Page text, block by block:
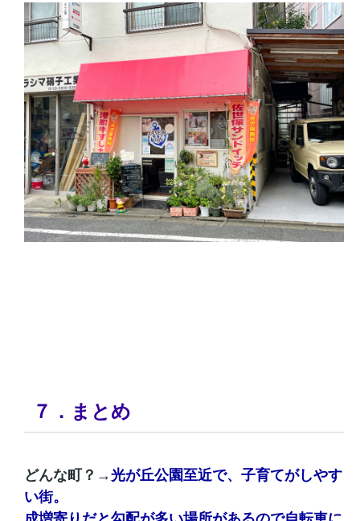
７．まとめ
どんな町？→光が丘公園至近で、子育てがしやす
い街。